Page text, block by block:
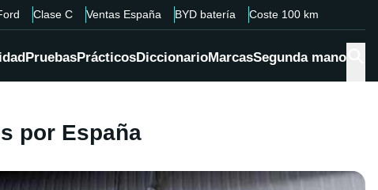
Clase C Ventas España BYD batería Coste 100 km
PruebasPrácticosDiccionarioMarcasSegunda mano
por España